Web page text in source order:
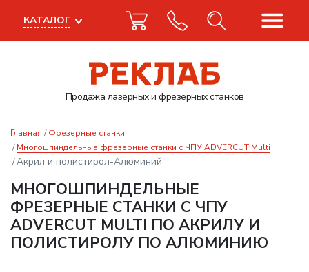
Продажа лазерныхи фрезерных станков
КАТАЛОГ
Главная
Фрезерные станки
Многошпиндельные фрезерные станки с ЧПУ ADVERCUT Multi
Акрил и полистирол-Алюминий
МНОГОШПИНДЕЛЬНЫЕ
ФРЕЗЕРНЫЕ СТАНКИ С ЧПУ
ADVERCUT MULTI ПО АКРИЛУ И
ПОЛИСТИРОЛУ ПО АЛЮМИНИЮ